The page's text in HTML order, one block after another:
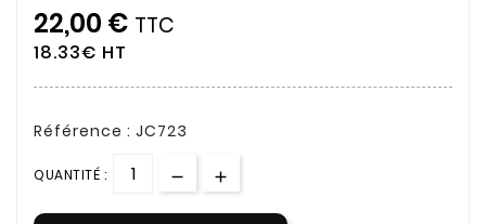
22,00 € TTC
18.33€ HT
Référence : JC723
QUANTITÉ :